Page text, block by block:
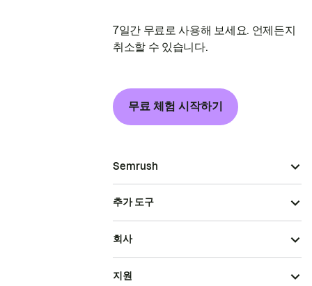
7일간 무료로 사용해 보세요. 언제든지
취소할 수 있습니다.
무료 체험 시작하기
Semrush
추가 도구
회사
지원